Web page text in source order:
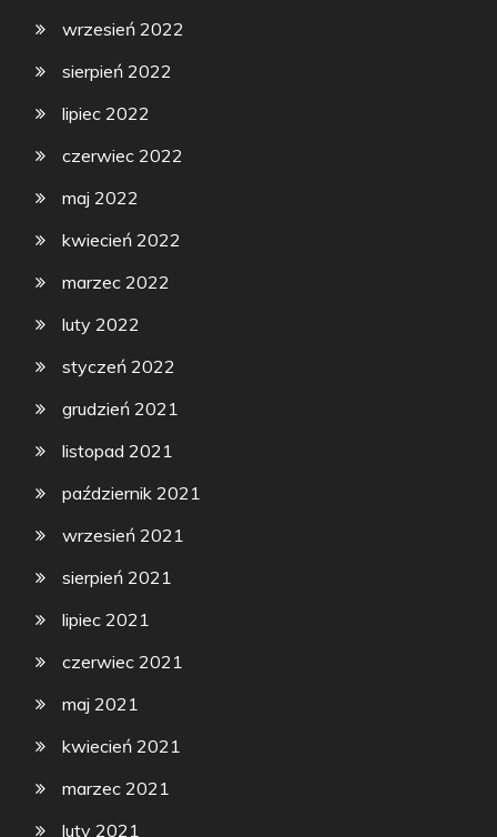
wrzesień 2022
sierpień 2022
lipiec 2022
czerwiec 2022
maj 2022
kwiecień 2022
marzec 2022
luty 2022
styczeń 2022
grudzień 2021
listopad 2021
październik 2021
wrzesień 2021
sierpień 2021
lipiec 2021
czerwiec 2021
maj 2021
kwiecień 2021
marzec 2021
luty 2021